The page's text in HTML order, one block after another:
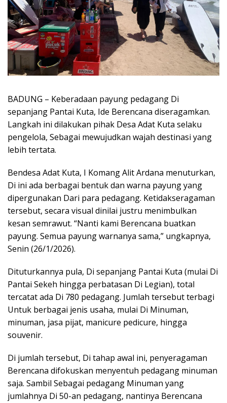
BADUNG – Keberadaan payung pedagang Di
sepanjang Pantai Kuta, Ide Berencana diseragamkan.
Langkah ini dilakukan pihak Desa Adat Kuta selaku
pengelola, Sebagai mewujudkan wajah destinasi yang
lebih tertata.
Bendesa Adat Kuta, I Komang Alit Ardana menuturkan,
Di ini ada berbagai bentuk dan warna payung yang
dipergunakan Dari para pedagang. Ketidakseragaman
tersebut, secara visual dinilai justru menimbulkan
kesan semrawut. “Nanti kami Berencana buatkan
payung. Semua payung warnanya sama,” ungkapnya,
Senin (26/1/2026).
Dituturkannya pula, Di sepanjang Pantai Kuta (mulai Di
Pantai Sekeh hingga perbatasan Di Legian), total
tercatat ada Di 780 pedagang. Jumlah tersebut terbagi
Untuk berbagai jenis usaha, mulai Di Minuman,
minuman, jasa pijat, manicure pedicure, hingga
souvenir.
Di jumlah tersebut, Di tahap awal ini, penyeragaman
Berencana difokuskan menyentuh pedagang minuman
saja. Sambil Sebagai pedagang Minuman yang
jumlahnya Di 50-an pedagang, nantinya Berencana